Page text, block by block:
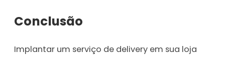
Conclusão
Implantar um serviço de delivery em sua loja